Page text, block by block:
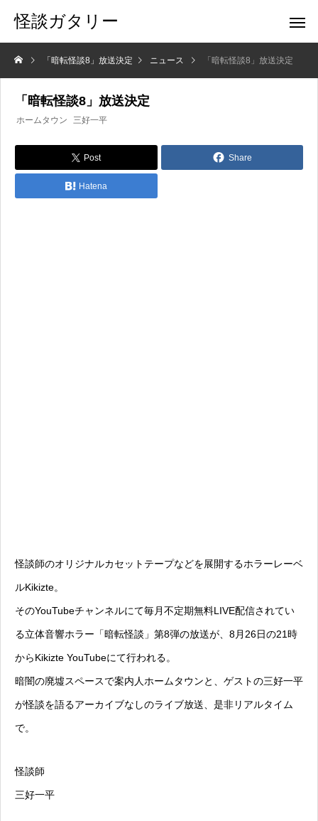
怪談ガタリー
「暗転怪談8」放送決定 ニュース 「暗転怪談8」放送決定
「暗転怪談8」放送決定
ホームタウン 三好一平
Post Share
Hatena
怪談師のオリジナルカセットテープなどを展開するホラーレーベ
ルKikizte。
そのYouTubeチャンネルにて毎月不定期無料LIVE配信されてい
る立体音響ホラー「暗転怪談」第8弾の放送が、8月26日の21時
からKikizte YouTubeにて行われる。
暗闇の廃墟スペースで案内人ホームタウンと、ゲストの三好一平
が怪談を語るアーカイブなしのライブ放送、是非リアルタイム
で。
怪談師
三好一平